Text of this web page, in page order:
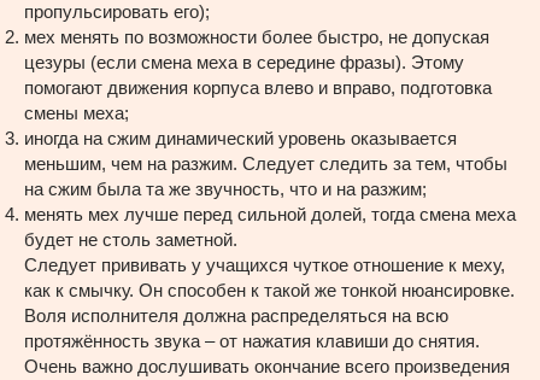
пропульсировать его);
мех менять по возможности более быстро, не допуская
цезуры (если смена меха в середине фразы). Этому
помогают движения корпуса влево и вправо, подготовка
смены меха;
иногда на сжим динамический уровень оказывается
меньшим, чем на разжим. Следует следить за тем, чтобы
на сжим была та же звучность, что и на разжим;
менять мех лучше перед сильной долей, тогда смена меха
будет не столь заметной.
Следует прививать у учащихся чуткое отношение к меху,
как к смычку. Он способен к такой же тонкой нюансировке.
Воля исполнителя должна распределяться на всю
протяжённость звука – от нажатия клавиши до снятия.
Очень важно дослушивать окончание всего произведения